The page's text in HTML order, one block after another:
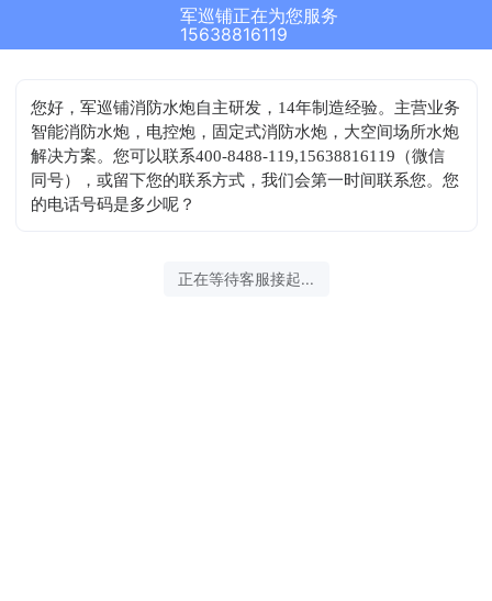
军巡铺正在为您服务
15638816119
您好，军巡铺消防水炮自主研发，14年制造经验。主营业务
智能消防水炮，电控炮，固定式消防水炮，大空间场所水炮
解决方案。您可以联系400-8488-119,15638816119（微信
同号），或留下您的联系方式，我们会第一时间联系您。您
的电话号码是多少呢？
正在等待客服接起...